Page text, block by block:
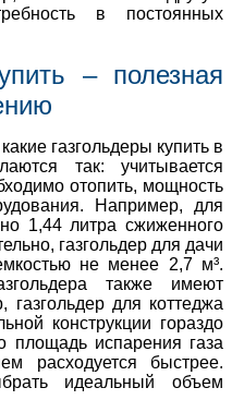
в постоянных
– полезная
газгольдеры купить в
так: учитывается
отопить, мощность
Например, для
1,44 литра сжиженного
газгольдер для дачи
не менее 2,7 м³.
также имеют
для коттеджа
конструкции гораздо
площадь испарения газа
расходуется быстрее.
идеальный объем